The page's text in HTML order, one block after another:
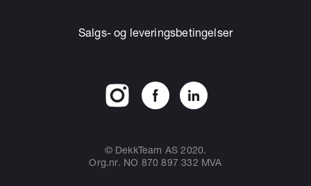
Salgs- og leveringsbetingelser
© DekkTeam AS 2020.
Org.nr. NO 870 897 332 MVA